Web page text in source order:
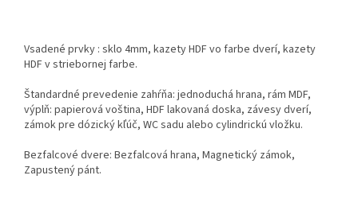
Vsadené prvky : sklo 4mm, kazety HDF vo farbe dverí, kazety
HDF v striebornej farbe.
Štandardné prevedenie zahŕňa: jednoduchá hrana, rám MDF,
výplň: papierová voština, HDF lakovaná doska, závesy dverí,
zámok pre dózický kľúč, WC sadu alebo cylindrickú vložku.
Bezfalcové dvere: Bezfalcová hrana, Magnetický zámok,
Zapustený pánt.